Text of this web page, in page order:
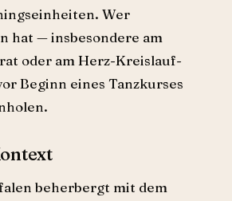
Wer
hat — insbesondere am
oder am Herz-Kreislauf-
Beginn eines Tanzkurses
beherbergt mit dem